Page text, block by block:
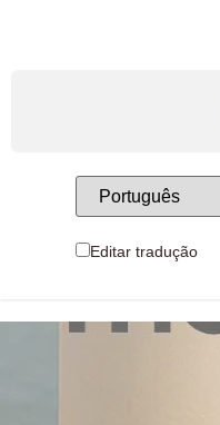
Editar tradução